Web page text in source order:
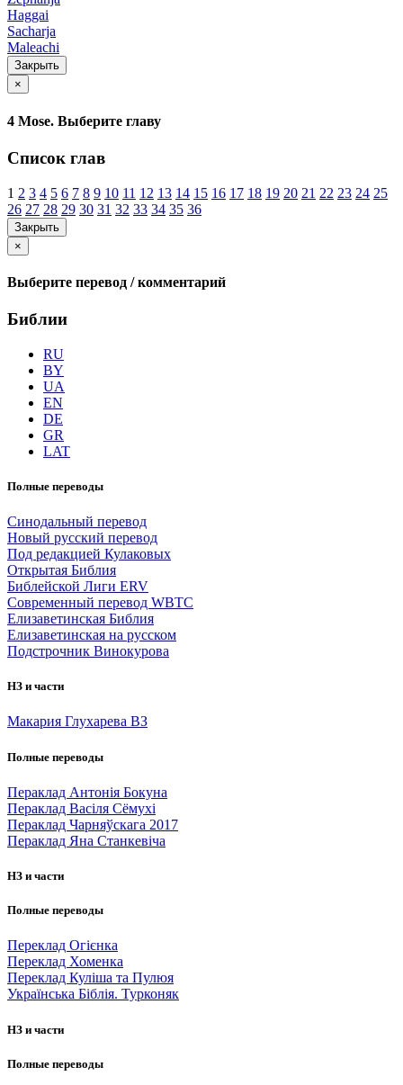
Haggai
Sacharja
Maleachi
Закрыть
×
4 Mose. Выберите главу
Список глав
1 2 3 4 5 6 7 8 9 10 11 12 13 14 15 16 17 18 19 20 21 22 23 24 25
26 27 28 29 30 31 32 33 34 35 36
Закрыть
×
Выберите перевод / комментарий
Библии
RU
BY
UA
EN
DE
GR
LAT
Полные переводы
Синодальный перевод
Новый русский перевод
Под редакцией Кулаковых
Открытая Библия
Библейской Лиги ERV
Cовременный перевод WBTC
Елизаветинская Библия
Елизаветинская на русском
Подстрочник Винокурова
НЗ и части
Макария Глухарева ВЗ
Полные переводы
Пераклад Антонія Бокуна
Пераклад Васіля Сёмухі
Пераклад Чарняўскага 2017
Пераклад Яна Станкевіча
НЗ и части
Полные переводы
Переклад Огієнка
Переклад Хоменка
Переклад Куліша та Пулюя
Українська Біблія. Турконяк
НЗ и части
Полные переводы